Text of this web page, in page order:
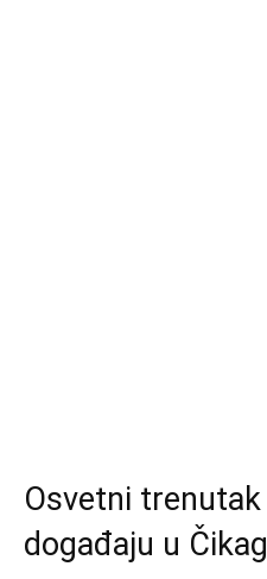
Osvetni
događaju u